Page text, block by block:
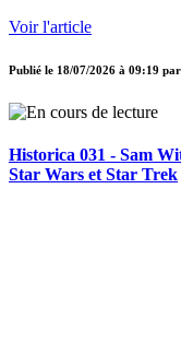
Voir l'article
Publié le 18/07/2026 à 09:19 par
Historica 031 - Sam
Star Wars et Star Trek